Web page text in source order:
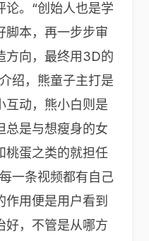
论。“创始人也是学
脚本，再一步步审
方向，最终用3D的
绍，熊童子主打是
互动，熊小白则是
总是与想瘦身的女
桃蛋之类的就担任
一条视频都有自己
用便是用户看到
好，不管是从哪方